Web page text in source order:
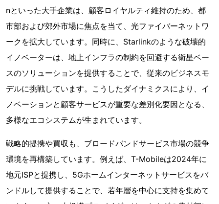
nといった大手企業は、顧客ロイヤルティ維持のため、都
市部および郊外市場に焦点を当て、光ファイバーネットワ
ークを拡大しています。同時に、Starlinkのような破壊的
イノベーターは、地上インフラの制約を回避する衛星ベー
スのソリューションを提供することで、従来のビジネスモ
デルに挑戦しています。こうしたダイナミクスにより、イ
ノベーションと顧客サービスが重要な差別化要因となる、
多様なエコシステムが生まれています。
戦略的提携や買収も、ブロードバンドサービス市場の競争
環境を再構築しています。例えば、T-Mobileは2024年に
地元ISPと提携し、5Gホームインターネットサービスをバ
ンドルして提供することで、若年層を中心に支持を集めて